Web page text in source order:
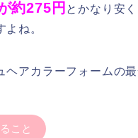
約275円 とかなり安
ね。
ヘアカラーフォームの最
こと